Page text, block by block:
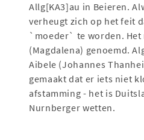
Allg[KA3]au in Beieren.
verheugt zich op het feit
`moeder` te worden. Het
(Magdalena) genoemd.
Aibele (Johannes
gemaakt dat er iets niet
afstamming - het is
Nurnberger wetten.